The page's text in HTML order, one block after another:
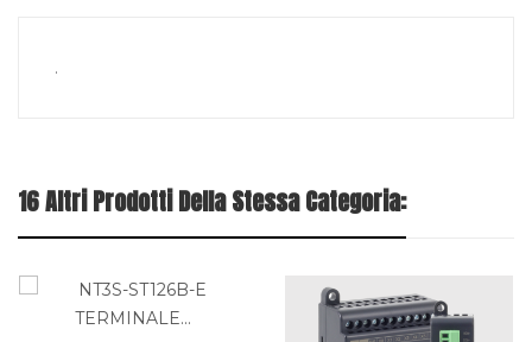
.
16 Altri Prodotti Della Stessa Categoria: